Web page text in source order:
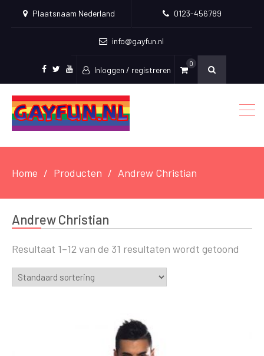
Plaatsnaam Nederland 0123-456789
info@gayfun.nl
Facebook
TwitterYoutube
Inloggen / registreren
0
Home Producten Andrew Christian
Andrew Christian
Resultaat 1–12 van de 31 resultaten wordt getoond